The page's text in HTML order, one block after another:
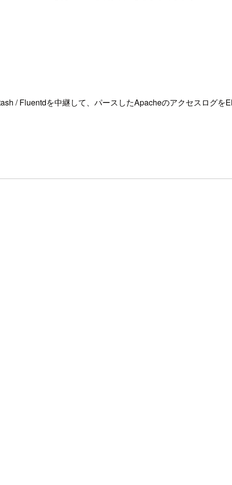
/ Fluentdを中継して、パースしたApacheのアクセスログを